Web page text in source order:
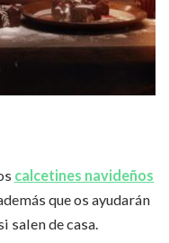
calcetines navideños
que os ayudarán
salen de casa.